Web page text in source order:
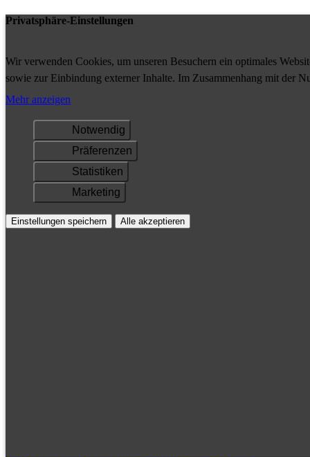
Privatsphäre-Einstellungen
Wir verwenden Cookies, um unseren Besuchern ein optimales
sowie zur Einbindung externer Inhalte. Im Zusammenhang mit der
Ihrem Gerät gespeichert und/oder abgerufen.
Mehr anzeigen
Notwendig
Präferenzen
Statistiken
Marketing
Einstellungen speichern Alle akzeptieren